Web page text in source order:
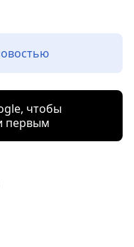
чтобы
первым